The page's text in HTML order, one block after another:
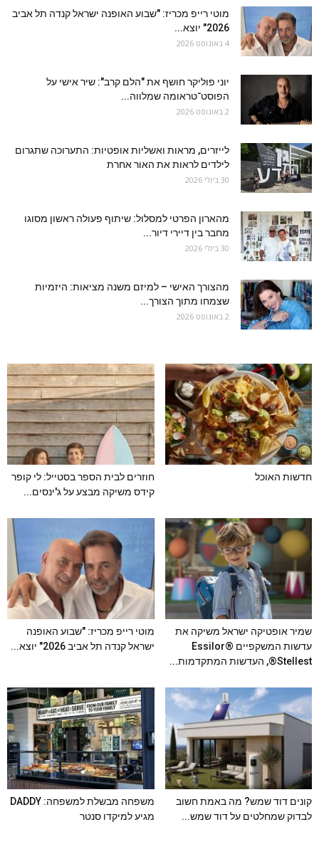
מוטי רייפ מכריז: "שבוע האופנה ישראל קנדה תל אביב
2026" יוצא...
4 באוגוסט 2026
יוני פוליקר חושף את "הלם קרב": שיר אישי על
הפוסט־טראומה שמלווה...
2 באוגוסט 2026
לייזרים, מראות ואשליות אופטיות: התערוכה שתגרום
לילדים לראות את האור אחרת
30 ביולי 2026
מהארון הפרטי למסלול: שיתוף פעולה ראשון מסוגו
מחבר בין דיירי דיור...
30 ביולי 2026
מהצורך האישי – למיזם משנה מציאות: היזמיות
שצמחו מתוך הצורך...
2 באוגוסט 2026
חדשות האוכל
חוזרים לבית הספר בסטייל: לי קופר
קידס משיקה מבצע על ג'ינסים...
שמיר אופטיקה ישראל משיקה את
עדשות המשקפיים Essilor®
Stellest®, העדשות המתקדמות...
מוטי רייפ מכריז: "שבוע האופנה
ישראל קנדה תל אביב 2026" יוצא...
קונים דוד שמש? מה באמת חשוב
לבדוק שמחלטים על דוד שמש...
משפחה מבשלת למשפחה: DADDY
מגיע למיקדו סנטר